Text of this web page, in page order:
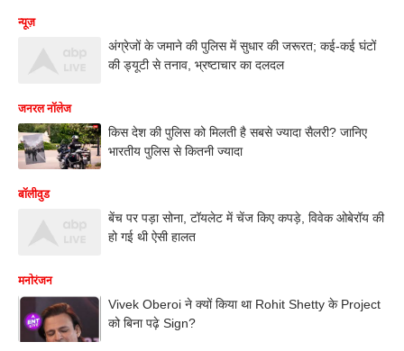
न्यूज़
अंग्रेजों के जमाने की पुलिस में सुधार की जरूरत; कई-कई घंटों
की ड्यूटी से तनाव, भ्रष्टाचार का दलदल
जनरल नॉलेज
किस देश की पुलिस को मिलती है सबसे ज्यादा सैलरी? जानिए
भारतीय पुलिस से कितनी ज्यादा
बॉलीवुड
बेंच पर पड़ा सोना, टॉयलेट में चेंज किए कपड़े, विवेक ओबेरॉय की
हो गई थी ऐसी हालत
मनोरंजन
Vivek Oberoi ने क्यों किया था Rohit Shetty के Project
को बिना पढ़े Sign?